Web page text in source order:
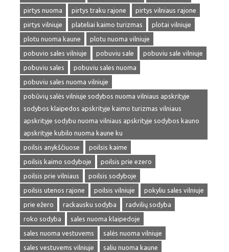
pirtys nuoma
pirtys traku rajone
pirtys vilniaus rajone
pirtys vilniuje
plateliai kaimo turizmas
plotai vilniuje
plotu nuoma kaune
plotu nuoma vilniuje
pobuvio sales vilniuje
pobuviu sale
pobuviu sale vilniuje
pobuviu sales
pobuviu sales nuoma
pobuviu sales nuoma vilniuje
pobūvių salės vilniuje sodybos nuoma vilniaus apskrityje
sodybos klaipedos apskrityje kaimo turizmas vilniaus
apskrityje sodybu nuoma vilniaus apskrityje sodybos kauno
apskrityje kubilo nuoma kaune ku
poilsis anykščiuose
poilsis kaime
poilsis kaimo sodyboje
poilsis prie ezero
poilsis prie vilniaus
poilsis sodyboje
poilsis utenos rajone
poilsis vilniuje
pokyliu sales vilniuje
prie ežero
rackausku sodyba
radvilių sodyba
roko sodyba
sales nuoma klaipedoje
sales nuoma vestuvems
salės nuoma vilniuje
sales vestuvems vilniuje
saliu nuoma kaune